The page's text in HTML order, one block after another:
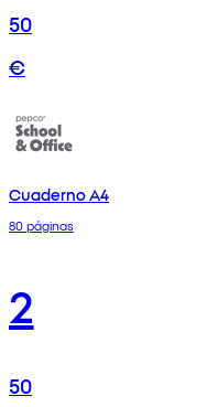
50
€
Cuaderno A4
80 páginas
2
50